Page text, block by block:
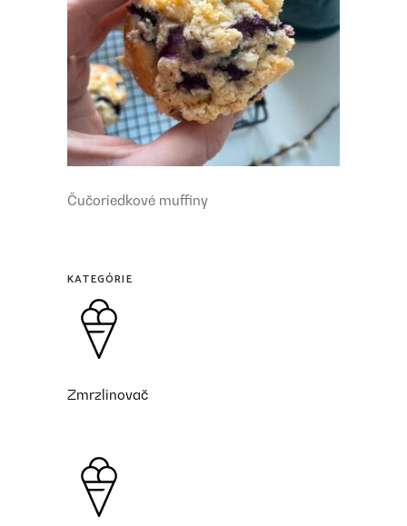
Čučoriedkové muffiny
KATEGÓRIE
Zmrzlinovač